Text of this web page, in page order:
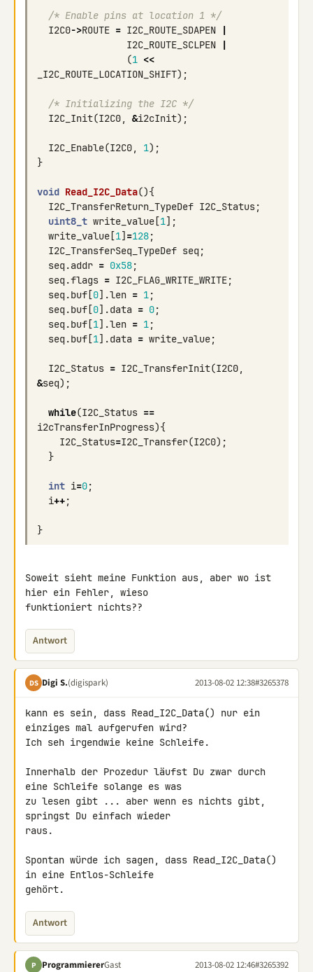
/* Enable pins at location 1 */
I2C0->ROUTE = I2C_ROUTE_SDAPEN
|
I2C_ROUTE_SCLPEN
|
(1 <<
_I2C_ROUTE_LOCATION_SHIFT);
/* Initializing the I2C */
I2C_Init(I2C0, &i2cInit);
I2C_Enable(I2C0, 1);
}
void Read_I2C_Data(){
I2C_TransferReturn_TypeDef I2C_Status;
uint8_t write_value [1];
write_value [1] =128;
I2C_TransferSeq_TypeDef seq;
seq.addr = 0x58;
seq.flags = I2C_FLAG_WRITE_WRITE;
seq.buf [0].len = 1;
seq.buf [0].data = 0;
seq.buf [1].len = 1;
seq.buf [1].data = write_value;
I2C_Status = I2C_TransferInit(I2C0,
&seq);
while(I2C_Status ==
i2cTransferInProgress){
I2C_Status=I2C_Transfer(I2C0);
}
int i=0;
i++;
}
Soweit sieht meine Funktion aus, aber wo ist
hier ein Fehler, wieso
funktioniert nichts??
Antwort
DS Digi S.(digispark) 2013-08-02 12:38#3265378
kann es sein, dass Read_I2C_Data() nur ein
einziges mal aufgerufen wird?
Ich seh irgendwie keine Schleife.
Innerhalb der Prozedur läufst Du zwar durch
eine Schleife solange es was
zu lesen gibt ... aber wenn es nichts gibt,
springst Du einfach wieder
raus.
Spontan würde ich sagen, dass Read_I2C_Data()
in eine Entlos-Schleife
gehört.
Antwort
P ProgrammiererGast 2013-08-02 12:46#3265392